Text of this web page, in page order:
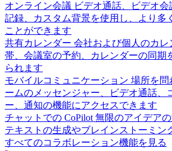
オンライン会議 ビデオ通話、ビデオ
記録、カスタム背景を使用し、より多
ことができます
共有カレンダー 会社および個人のカレ
帯、会議室の予約、カレンダーの同期
られます
モバイルコミュニケーション 場所を問
ームのメッセンジャー、ビデオ通話、
ー、通知の機能にアクセスできます
チャットでの CoPilot 無限のアイデア
テキストの生成やブレインストーミン
すべてのコラボレーション機能を見る